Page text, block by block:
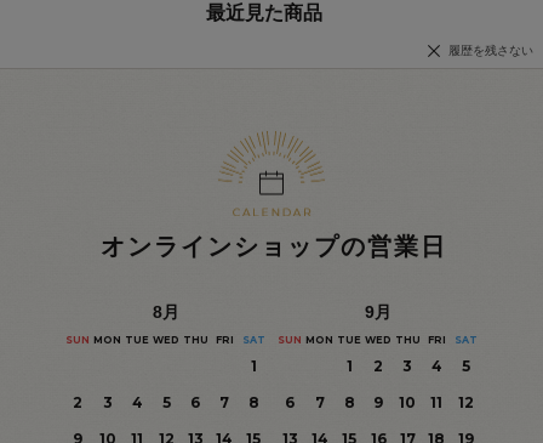
最近見た商品
履歴を残さない
オンラインショップの営業日
8月
SUN MON TUE WED THU FRI SAT
1
2
3 4 5 6 7
8
9
10 11 12 13 14
15
9月
SUN MON TUE WED THU FRI SAT
1 2 3 4
5
6
7 8 9 10 11
12
13
14 15 16 17 18
19